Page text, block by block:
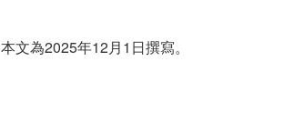
本文為2025年12月1日撰寫。